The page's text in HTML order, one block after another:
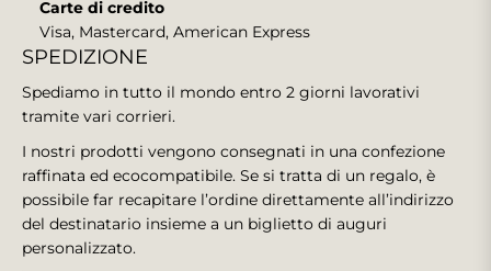
Carte di credito
Visa, Mastercard, American Express
SPEDIZIONE
Spediamo in tutto il mondo entro 2 giorni lavorativi
tramite vari corrieri.
I nostri prodotti vengono consegnati in una confezione
raffinata ed ecocompatibile. Se si tratta di un regalo, è
possibile far recapitare l’ordine direttamente all’indirizzo
del destinatario insieme a un biglietto di auguri
personalizzato.